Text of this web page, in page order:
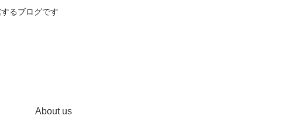
るブログです
About us